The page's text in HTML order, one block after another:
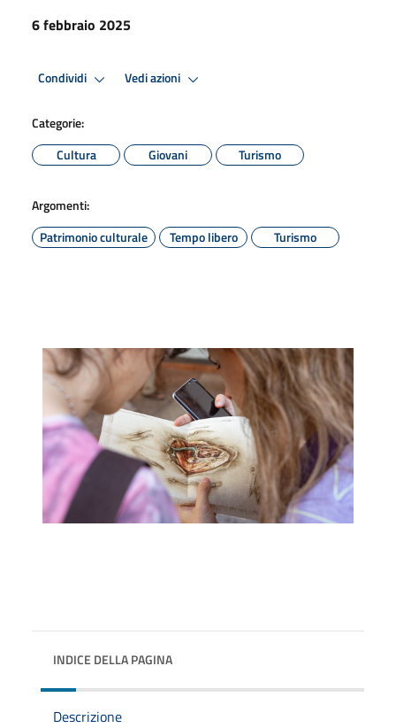
6 febbraio 2025
Condividi Vedi azioni
Categorie:
Cultura
Giovani Turismo
Argomenti:
Patrimonio culturale
Tempo libero Turismo
INDICE DELLA PAGINA
Descrizione